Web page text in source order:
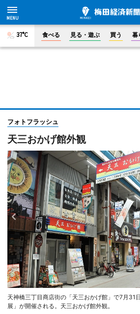
37°C 食べる 見る・遊ぶ 買う 暮
フォトフラッシュ
天三おかげ館外観
天神橋三丁目商店街の「天三おかげ館」で7月31
展」が開催される。天三おかげ館外観。